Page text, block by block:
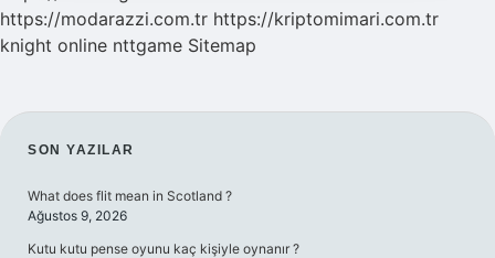
https://modarazzi.com.tr https://kriptomimari.com.tr
knight online nttgame Sitemap
SIDEBAR
SON YAZILAR
What does flit mean in Scotland ?
Ağustos 9, 2026
Kutu kutu pense oyunu kaç kişiyle oynanır ?